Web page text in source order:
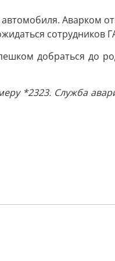
Аварком
сотрудников
добраться до
*2323. Служба